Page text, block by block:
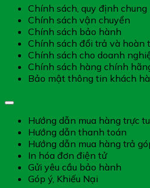
Chính sách, quy định chung
Chính sách vận chuyển
Chính sách bảo hành
Chính sách đổi trả và hoàn
Chính sách cho doanh
Chính sách hàng chính
Bảo mật thông tin khách
Hướng dẫn mua hàng trực
Hướng dẫn thanh toán
Hướng dẫn mua hàng trả
In hóa đơn điện tử
Gửi yêu cầu bảo hành
Góp ý, Khiếu Nại